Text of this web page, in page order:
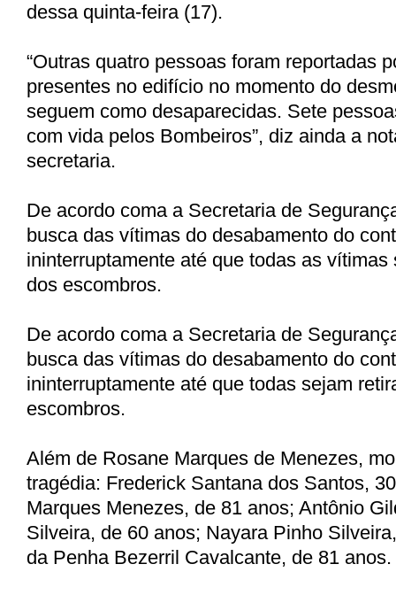
dessa quinta-feira (17).
“Outras quatro pessoas foram reportadas
presentes no edifício no momento do
seguem como desaparecidas. Sete
com vida pelos Bombeiros”, diz ainda a
secretaria.
De acordo coma a Secretaria de
busca das vítimas do desabamento do
ininterruptamente até que todas as vítimas
dos escombros.
De acordo coma a Secretaria de
busca das vítimas do desabamento do
ininterruptamente até que todas sejam
escombros.
Além de Rosane Marques de Menezes,
tragédia: Frederick Santana dos Santos,
Marques Menezes, de 81 anos; Antônio
Silveira, de 60 anos; Nayara Pinho
da Penha Bezerril Cavalcante, de 81 anos.